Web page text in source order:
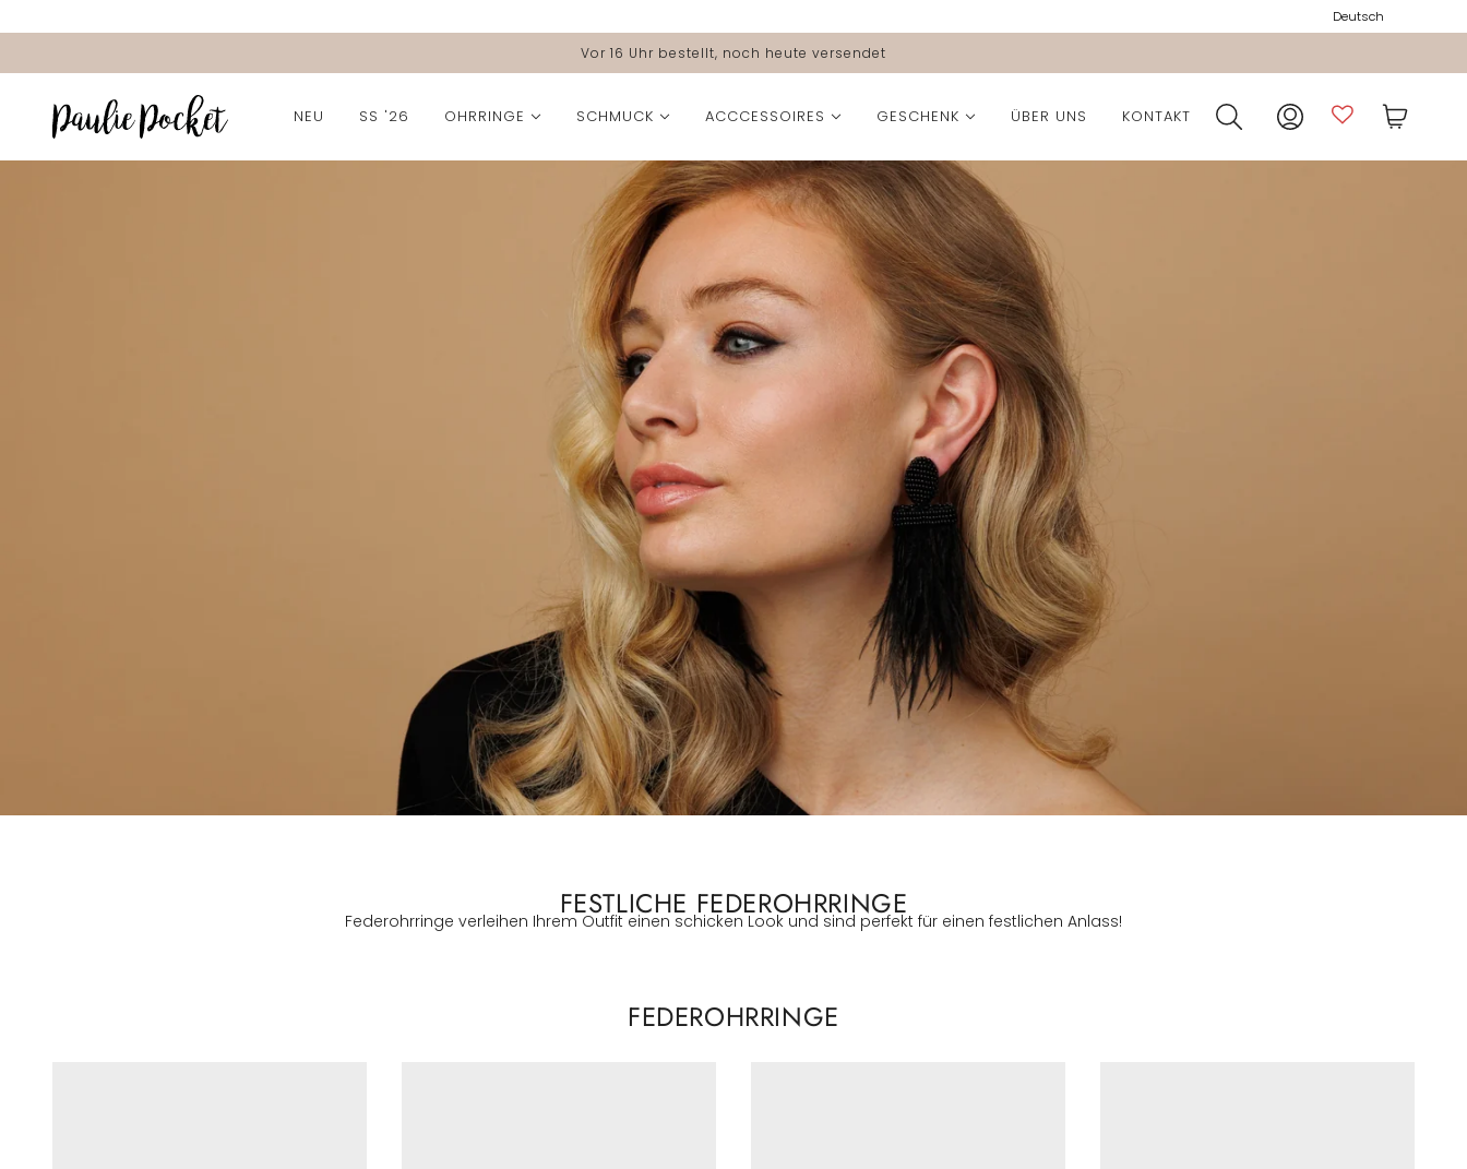
Deutsch
Vor 16 Uhr bestellt, noch heute versendet
NEU SS '26 OHRRINGE
Orange
Türkis
Weiß
Silber
Schwarz
FORMAT
Klein
Groß
KOLLEKTIONEN
2nd Drop SS '26 Kollektion
Ocean Muse Kollektion
SS '26 Kollektion
The Love Edit
Bolina Island X Paulie Pocket Kollektion
Crystal Crush Kollektion
Herbst Winter Kollektion
All Time Favourites
Essentielle Eleganz Kollektion
Bloom Kollektion
Braut Kollektion
Clip on Kollektion
SCHMUCK ACCCESSOIRES GESCHENK ÜBER UNS KONTAKT
FESTLICHE FEDEROHRRINGE
Federohrringe verleihen Ihrem Outfit einen schicken Look und sind perfekt für einen festlichen Anlass!
FEDEROHRRINGE